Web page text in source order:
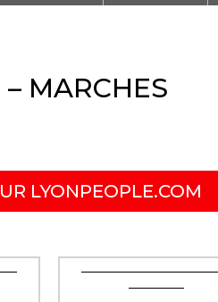
MARCHES
LYONPEOPLE.COM